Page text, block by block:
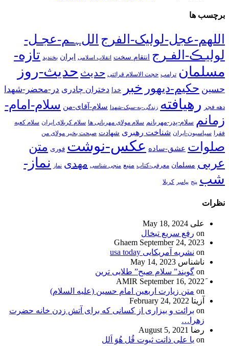
برچسب ها
اللهم-عجل-لولیک-الفرج اللﮩـم-عجـل-
لولیـڪ-الفـرج انتقام سخت انقلاب اسلامی ایران بخندید تازه-
مسلمان ترامپ حجت الاسلام قرائتی حدیث حدیث-روز
حسین حکیم-دیهور خبر خدا دختران چادری در-محضر-شهدا
دهه فجر رهیافته زندگی-به-سبک-شهدا سلام-آقای-من سلام-امام-
زمانم سلام-پدر-مهربانم سلام مولای مهربانی ها سلام کربلای ایران سلام کعبه
فقرا سیاسیون-ایران شناخت رهبری شهادت صبحت بخیر مولای من
صلوات عشق-ساده عکس-نوشت فوری متن
عربی مسلمان معرفی-کتاب منبع منجی شناسی مهدی نماز
نماز-
شب پنج پیامبر کربلا
نظرات
علی May 18, 2024
on رفع سریع تبخال
Ghaem September 24, 2023
on نشریه آمریکایی usa today
ناشناس May 14, 2023
on گویند” سلام صبح” طلایی ترین
September 16, 2022
on متن زیارت اربعین امام حسین (علیه السلام)
آزیتا February 24, 2022
on برائت و بیزاری از کسانی که برای آتش زدن خانه حضرت
زهرا…
رضا August 5, 2021
on یا علی ذاتت ثبوت قُل هُوَ اَلل